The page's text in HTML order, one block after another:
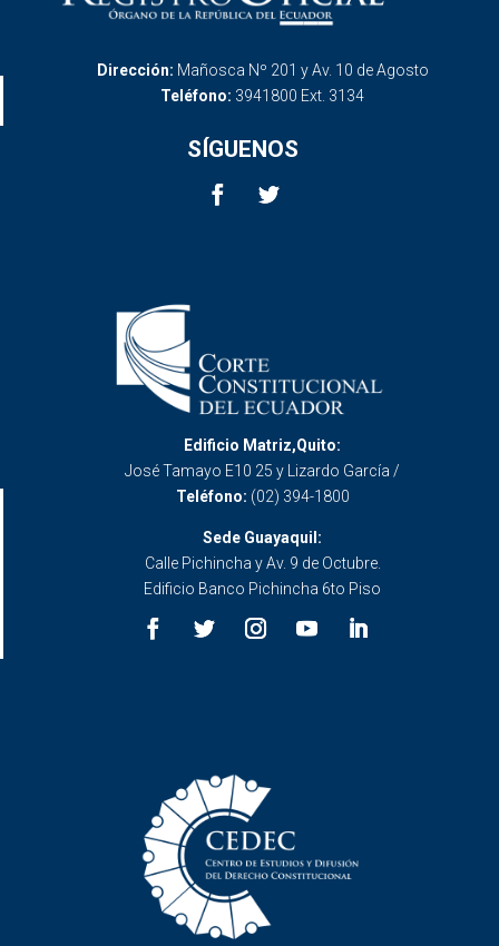
Dirección: Mañosca Nº 201 y Av. 10 de Agosto
Teléfono: 3941800 Ext. 3134
SÍGUENOS
Edificio Matriz,Quito:
José Tamayo E10 25 y Lizardo García /
Teléfono: (02) 394-1800
Sede Guayaquil:
Calle Pichincha y Av. 9 de Octubre.
Edificio Banco Pichincha 6to Piso